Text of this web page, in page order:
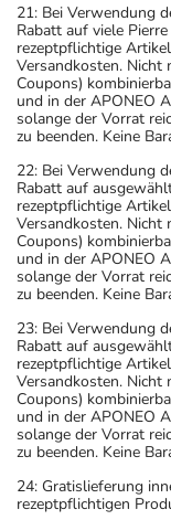
21: Bei Verwendung
Rabatt auf viele
rezeptpflichtige
Versandkosten. Nicht
Coupons)
und in der APONEO
solange der Vorrat
zu beenden. Keine
22: Bei Verwendung
Rabatt auf
rezeptpflichtige
Versandkosten. Nicht
Coupons)
und in der APONEO
solange der Vorrat
zu beenden. Keine
23: Bei Verwendung
Rabatt auf
rezeptpflichtige
Versandkosten. Nicht
Coupons)
und in der APONEO
solange der Vorrat
zu beenden. Keine
24: Gratislieferung
rezeptpflichtigen